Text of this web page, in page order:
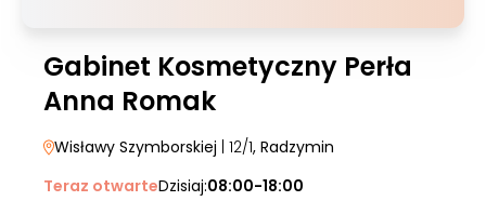
Gabinet Kosmetyczny Perła
Anna Romak
Wisławy Szymborskiej | 12/1, Radzymin
Teraz otwarteDzisiaj:08:00-18:00